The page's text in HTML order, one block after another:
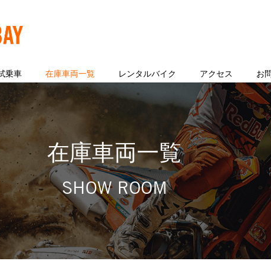
乗車 在庫車両一覧 レンタルバイク アクセス お
在庫車両一覧
SHOW ROOM